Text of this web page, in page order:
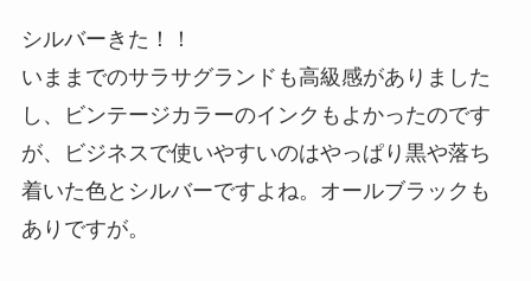
シルバーきた！！
いままでのサラサグランドも高級感がありました
し、ビンテージカラーのインクもよかったのです
が、ビジネスで使いやすいのはやっぱり黒や落ち
着いた色とシルバーですよね。オールブラックも
ありですが。